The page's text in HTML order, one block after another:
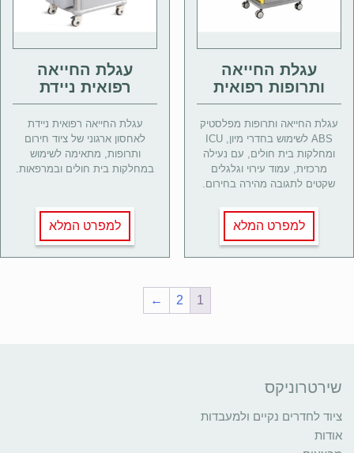
עגלת החייאה
ותרופות רפואית
עגלת החייאה ותרופות מפלסטיק
ABS לשימוש בחדרי מיון, ICU
ומחלקות בית חולים, עם נעילה
מרכזית, עמוד עירוי וגלגלים
שקטים לתגובה מהירה בחירום.
למפרט המלא
עגלת החייאה
רפואית ניידת
עגלת החייאה רפואית ניידת
לאחסון ארגוני של ציוד חירום
ותרופות, מתאימה לשימוש
במחלקות בית חולים ובמרפאות.
למפרט המלא
1
2
←
שירטרוניקס
ציוד לחדרים נקיים ולמעבדות
אודות